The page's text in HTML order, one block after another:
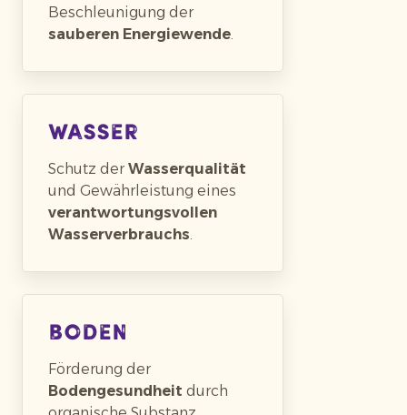
Beschleunigung der
sauberen Energiewende
Wasser
Schutz der Wasserqualität
und Gewährleistung eines
verantwortungsvollen
Wasserverbrauchs
Boden
Förderung der
Bodengesundheit durch